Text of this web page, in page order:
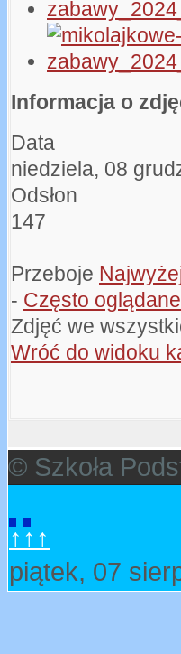
Informacja o
Data
niedziela, 08
Odsłon
147
Przeboje
- Często oglądane
Zdjęć we
Wróć do widoku
© Szkoła
↑↑↑
piątek, 07